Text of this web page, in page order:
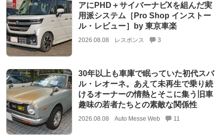
アにPHD＋サイバーナビXを組んだ実
用派システム［Pro Shop インストー
ル・レビュー］by 東京車楽
2026.08.08 レスポンス 3
30年以上も車庫で眠っていた初代スバ
ル・レオーネ。あえて未再生で乗り続
けるオーナーの情熱とそこに集う旧車
趣味の若者たちとの素敵な関係性
2026.08.08 Auto Messe Web 11